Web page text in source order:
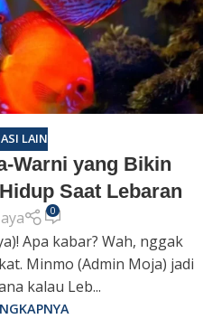
LAIN
Warni yang Bikin
Saat Lebaran
0
Apa kabar? Wah, nggak
Minmo (Admin Moja) jadi
kalau Leb...